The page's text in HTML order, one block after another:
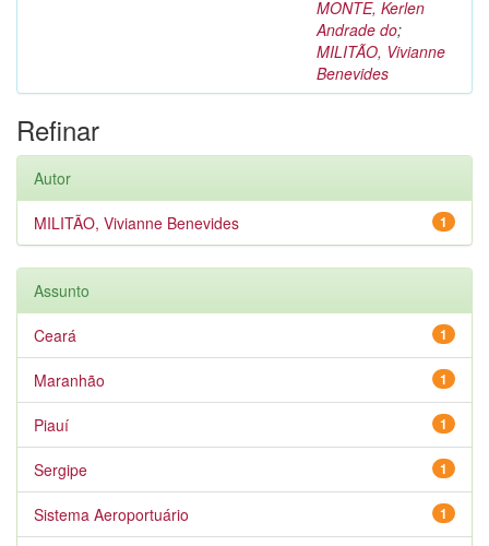
MONTE, Kerlen
Andrade do;
MILITÃO, Vivianne
Benevides
Refinar
Autor
1
MILITÃO, Vivianne Benevides
Assunto
1
Ceará
1
Maranhão
1
Piauí
1
Sergipe
1
Sistema Aeroportuário